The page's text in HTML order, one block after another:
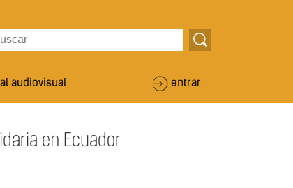
audiovisual entrar
en Ecuador